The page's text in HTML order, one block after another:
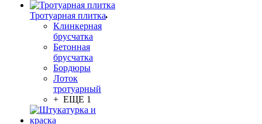
Тротуарная плитка
Клинкерная
брусчатка
Бетонная
брусчатка
Бордюры
Лоток
тротуарный
+ ЕЩЕ 1